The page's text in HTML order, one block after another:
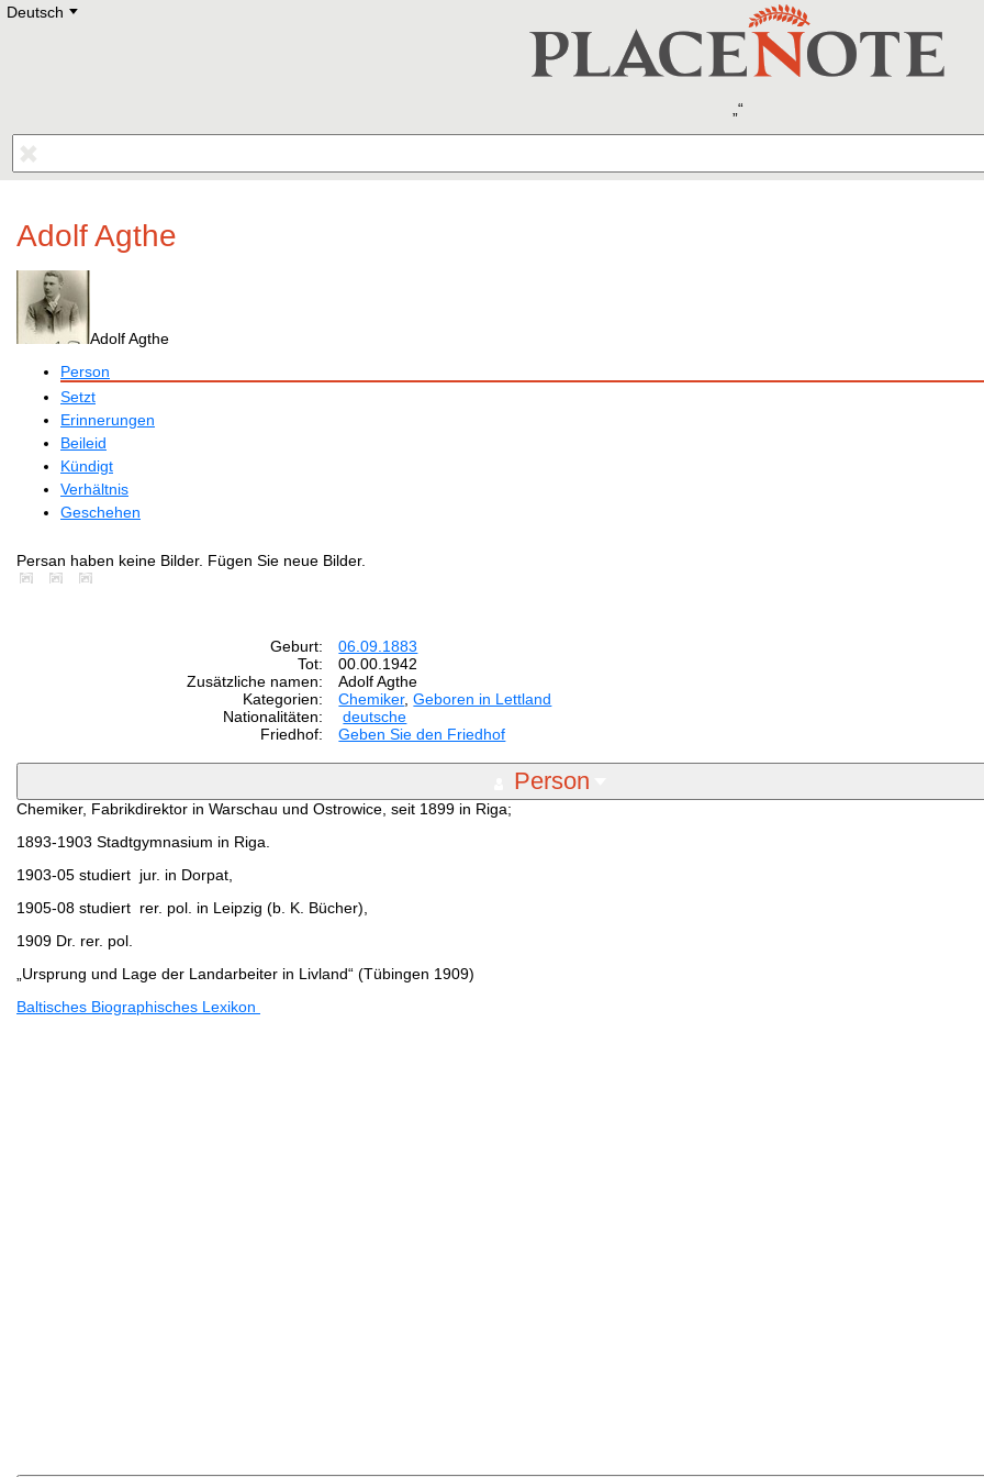
Deutsch E
Deutsch
Polski
Hebrew
Adolf Agthe
Adolf Agthe
Person
Setzt
Erinnerungen
Beileid
Kündigt
Verhältnis
Geschehen
Persan haben keine Bilder. Fügen Sie neue Bilder.
Geburt:
06.09.1883
Tot:
00.00.1942
Zusätzliche namen:
Adolf Agthe
Kategorien:
Chemiker,Geboren in Lettland
Nationalitäten:
deutsche
Friedhof:
Geben Sie den Friedhof
Person
Chemiker, Fabrikdirektor in Warschau und Ostrowice, seit 1899 in Riga;
1893-1903 Stadtgymnasium in Riga.
1903-05 studiert jur. in Dorpat,
1905-08 studiert rer. pol. in Leipzig (b. K. Bücher),
1909 Dr. rer. pol.
„Ursprung und Lage der Landarbeiter in Livland“ (Tübingen 1909)
Baltisches Biographisches Lexikon